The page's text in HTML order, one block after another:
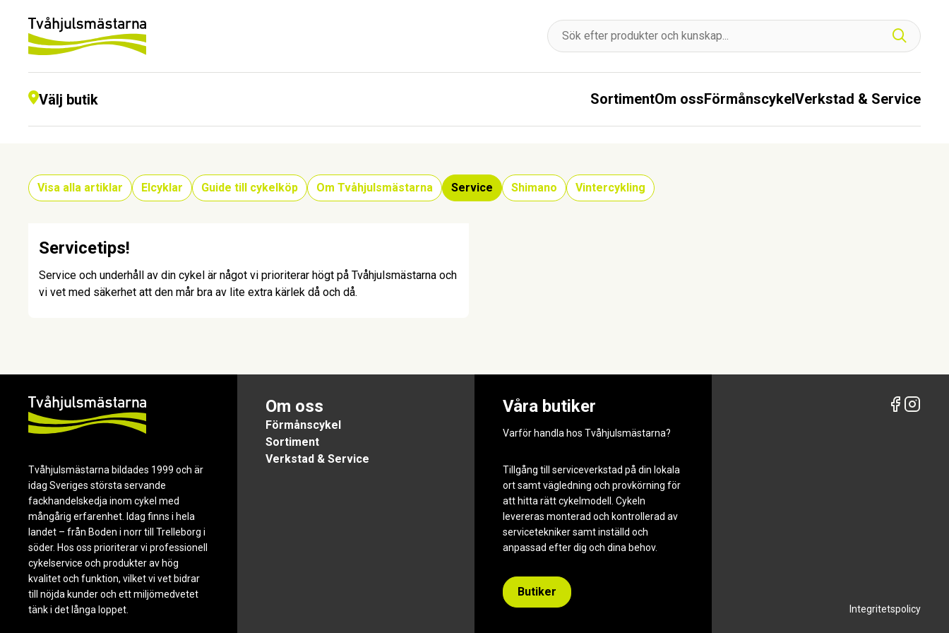
Välj butik SortimentOm ossFörmånscykelVerkstad & Service
Visa alla artiklar Elcyklar Guide till cykelköp Om Tvåhjulsmästarna Service Shimano Vintercykling
Servicetips!
Service och underhåll av din cykel är något vi prioriterar högt på Tvåhjulsmästarna och
vi vet med säkerhet att den mår bra av lite extra kärlek då och då.
Tvåhjulsmästarna bildades 1999 och är
idag Sveriges största servande
fackhandelskedja inom cykel med
mångårig erfarenhet. Idag finns i hela
landet – från Boden i norr till Trelleborg i
söder. Hos oss prioriterar vi professionell
cykelservice och produkter av hög
kvalitet och funktion, vilket vi vet bidrar
till nöjda kunder och ett miljömedvetet
tänk i det långa loppet.
Om oss
Förmånscykel
Sortiment
Verkstad & Service
Våra butiker
Varför handla hos Tvåhjulsmästarna?
Tillgång till serviceverkstad på din lokala
ort samt vägledning och provkörning för
att hitta rätt cykelmodell. Cykeln
levereras monterad och kontrollerad av
servicetekniker samt inställd och
anpassad efter dig och dina behov.
Butiker
Integritetspolicy